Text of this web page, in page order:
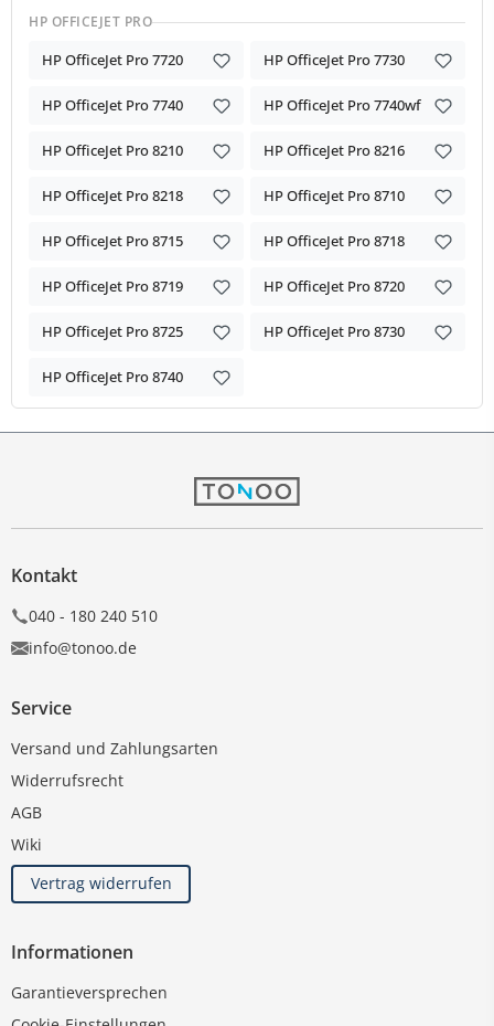
HP OFFICEJET PRO
HP OfficeJet Pro 7720 HP OfficeJet Pro 7730
HP OfficeJet Pro 7740 HP OfficeJet Pro 7740wf
HP OfficeJet Pro 8210 HP OfficeJet Pro 8216
HP OfficeJet Pro 8218 HP OfficeJet Pro 8710
HP OfficeJet Pro 8715 HP OfficeJet Pro 8718
HP OfficeJet Pro 8719 HP OfficeJet Pro 8720
HP OfficeJet Pro 8725 HP OfficeJet Pro 8730
HP OfficeJet Pro 8740
Kontakt
040 - 180 240 510
info@tonoo.de
Service
Versand und Zahlungsarten
Widerrufsrecht
AGB
Wiki
Vertrag widerrufen
Informationen
Garantieversprechen